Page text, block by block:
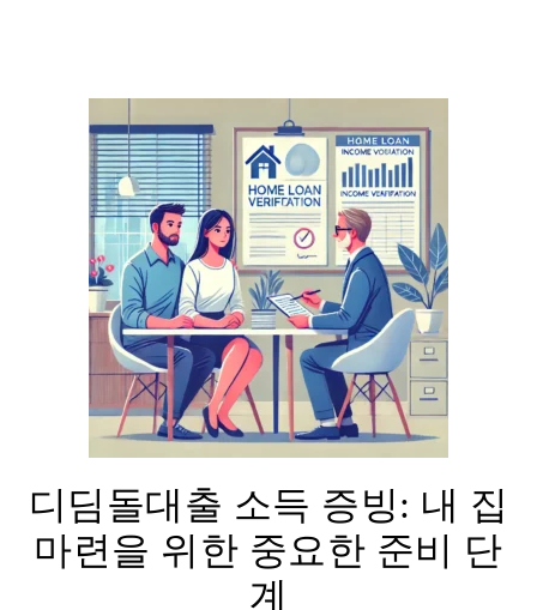
디딤돌대출 소득 증빙: 내 집
마련을 위한 중요한 준비 단
계